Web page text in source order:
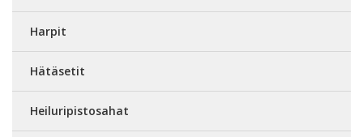
Harpit
Hätäsetit
Heiluripistosahat